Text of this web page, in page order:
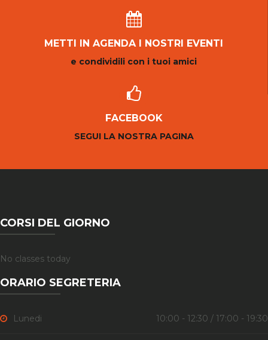
METTI IN AGENDA I NOSTRI EVENTI
e condividili con i tuoi amici
FACEBOOK
SEGUI LA NOSTRA PAGINA
CORSI DEL GIORNO
No classes today
ORARIO SEGRETERIA
Lunedi 10:00 - 12:30 / 17:00 - 19:30